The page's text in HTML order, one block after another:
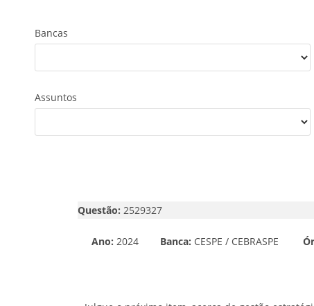
Bancas
Assuntos
Questão: 2529327
Ano: 2024 Banca: CESPE / CEBRASPE